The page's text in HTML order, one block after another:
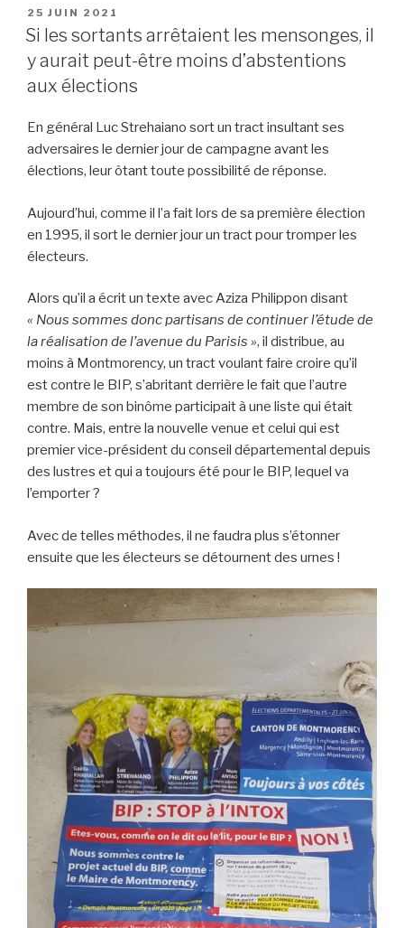
PUBLIÉ
LE
25 JUIN 2021
Si les sortants arrêtaient les mensonges, il
y aurait peut-être moins d’abstentions
aux élections
En général Luc Strehaiano sort un tract insultant ses
adversaires le dernier jour de campagne avant les
élections, leur ôtant toute possibilité de réponse.
Aujourd’hui, comme il l’a fait lors de sa première élection
en 1995, il sort le dernier jour un tract pour tromper les
électeurs.
Alors qu’il a écrit un texte avec Aziza Philippon disant
« Nous sommes donc partisans de continuer l’étude de
la réalisation de l’avenue du Parisis », il distribue, au
moins à Montmorency, un tract voulant faire croire qu’il
est contre le BIP, s’abritant derrière le fait que l’autre
membre de son binôme participait à une liste qui était
contre. Mais, entre la nouvelle venue et celui qui est
premier vice-président du conseil départemental depuis
des lustres et qui a toujours été pour le BIP, lequel va
l’emporter ?
Avec de telles méthodes, il ne faudra plus s’étonner
ensuite que les électeurs se détournent des urnes !